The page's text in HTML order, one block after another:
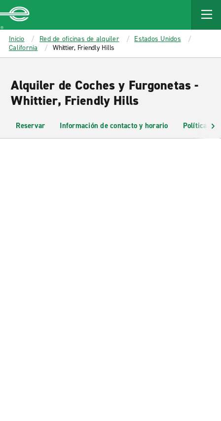
MAIN
CONTENT
Enterprise
Inicio Red de oficinas de alquiler
Estados Unidos
California
Whittier, Friendly Hills
Alquiler de Coches y Furgonetas -
Whittier, Friendly Hills
Reservar Información de contacto y horario Políticas